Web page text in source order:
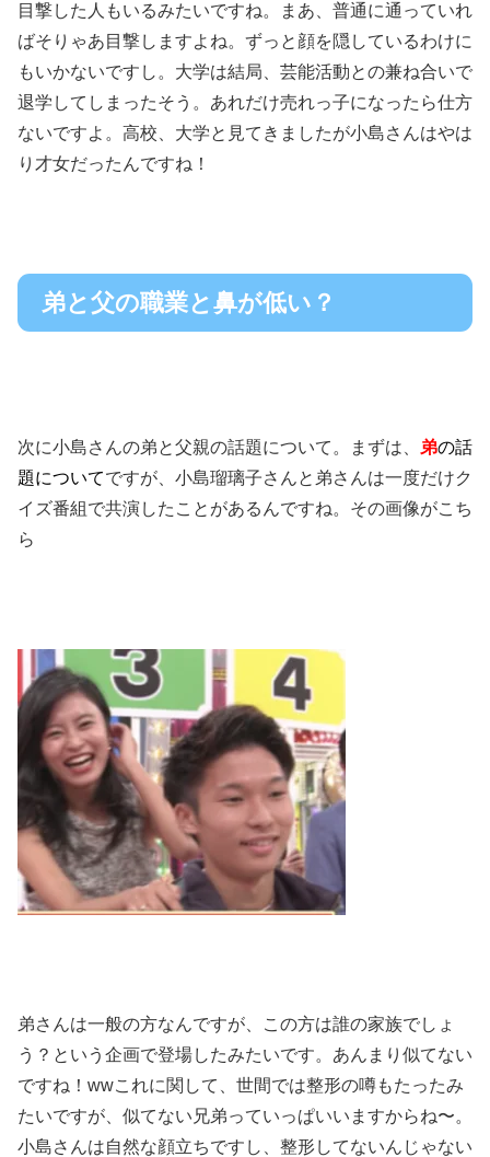
目撃した人もいるみたいですね。まあ、普通に通っていれ
ばそりゃあ目撃しますよね。ずっと顔を隠しているわけに
もいかないですし。大学は結局、芸能活動との兼ね合いで
退学してしまったそう。あれだけ売れっ子になったら仕方
ないですよ。高校、大学と見てきましたが小島さんはやは
り才女だったんですね！
弟と父の職業と鼻が低い？
次に小島さんの弟と父親の話題について。まずは、 弟の話
題についてですが、小島瑠璃子さんと弟さんは一度だけク
イズ番組で共演したことがあるんですね。その画像がこち
ら
弟さんは一般の方なんですが、この方は誰の家族でしょ
う？という企画で登場したみたいです。あんまり似てない
ですね！wwこれに関して、世間では整形の噂もたったみ
たいですが、似てない兄弟っていっぱいいますからね〜。
小島さんは自然な顔立ちですし、整形してないんじゃない